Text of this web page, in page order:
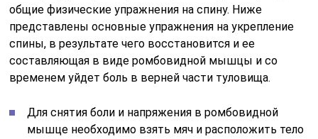
общие физические упражнения на спину. Ниже
представлены основные упражнения на укрепление
спины, в результате чего восстановится и ее
составляющая в виде ромбовидной мышцы и со
временем уйдет боль в верней части туловища.
Для снятия боли и напряжения в ромбовидной
мышце необходимо взять мяч и расположить тело